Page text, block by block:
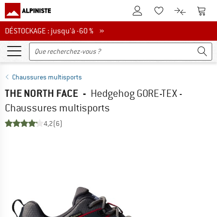
Vers le compte client
Vers la liste
Vers le
DÉSTOCKAGE : jusqu'à -60 %
DÉSTOCKAGE : jusqu'à -60 % »
Chaussures multisports
THE NORTH FACE - Hedgehog GORE-TEX -
Chaussures multisports
4,2(6)